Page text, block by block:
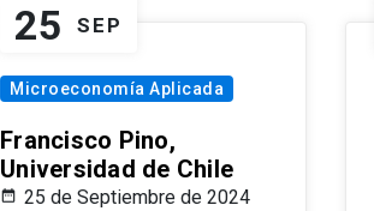
25 SEP
Microeconomía Aplicada
Francisco Pino,
Universidad de Chile
25 de Septiembre de 2024